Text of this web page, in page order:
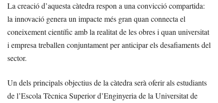
La creació d’aquesta càtedra respon a una convicció compartida:
la innovació genera un impacte més gran quan connecta el
coneixement científic amb la realitat de les obres i quan universitat
i empresa treballen conjuntament per anticipar els desafiaments del
sector.
Un dels principals objectius de la càtedra serà oferir als estudiants
de l’Escola Tècnica Superior d’Enginyeria de la Universitat de